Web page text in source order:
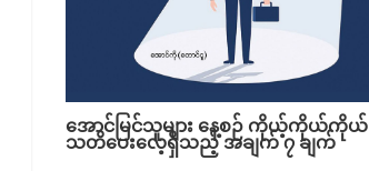
အောင်မြင်သူများ နေ့စဉ် ကိုယ့်ကိုယ်ကိုယ်
သတိပေးလေ့ရှိသည့် အချက် ၇ ချက်